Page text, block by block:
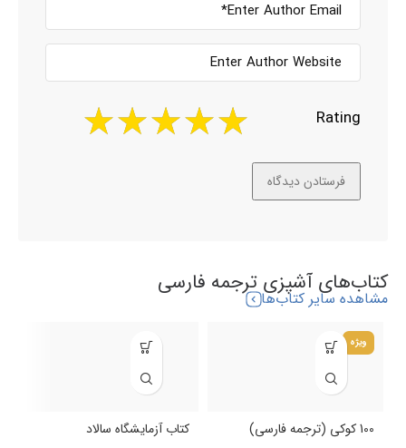
Rating
کتاب‌های آشپزی ترجمه فارسی
مشاهده سایر کتاب‌ها
ویژه
100 کوکی (ترجمه فارسی) کتاب آزمایشگاه سالاد